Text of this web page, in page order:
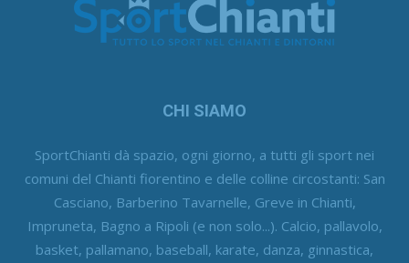
CHI SIAMO
SportChianti dà spazio, ogni giorno, a tutti gli sport nei
comuni del Chianti fiorentino e delle colline circostanti: San
Casciano, Barberino Tavarnelle, Greve in Chianti,
Impruneta, Bagno a Ripoli (e non solo...). Calcio, pallavolo,
basket, pallamano, baseball, karate, danza, ginnastica,